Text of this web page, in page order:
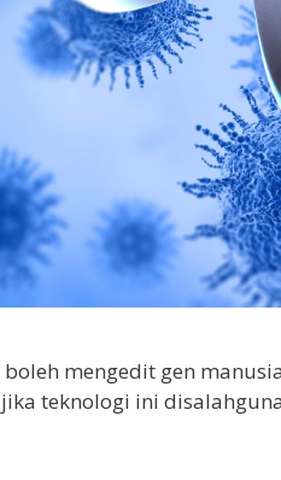
mengedit gen
teknologi ini